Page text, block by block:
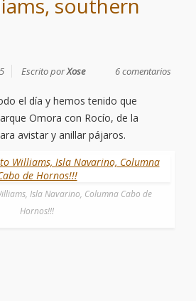
southern
6 comentarios
Escrito porXose
el día y hemos tenido que
Omora con Rocío, de la
avistar y anillar pájaros.
Isla Navarino, Columna Cabo de
Hornos!!!